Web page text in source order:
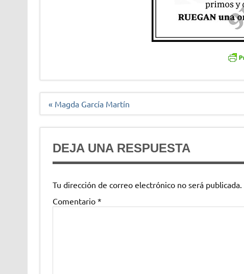
Navegación
« Magda García Martín
DEJA UNA RESPUESTA
Tu dirección de correo electrónico no será publicada.
Comentario *